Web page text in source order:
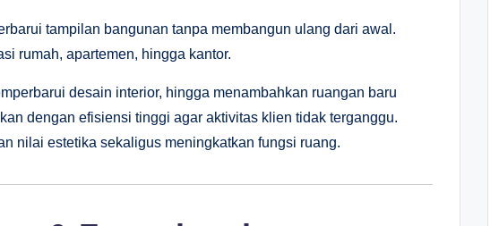
tampilan bangunan tanpa membangun ulang dari awal.
rumah, apartemen, hingga kantor.
desain interior, hingga menambahkan ruangan baru
dengan efisiensi tinggi agar aktivitas klien tidak terganggu.
nilai estetika sekaligus meningkatkan fungsi ruang.